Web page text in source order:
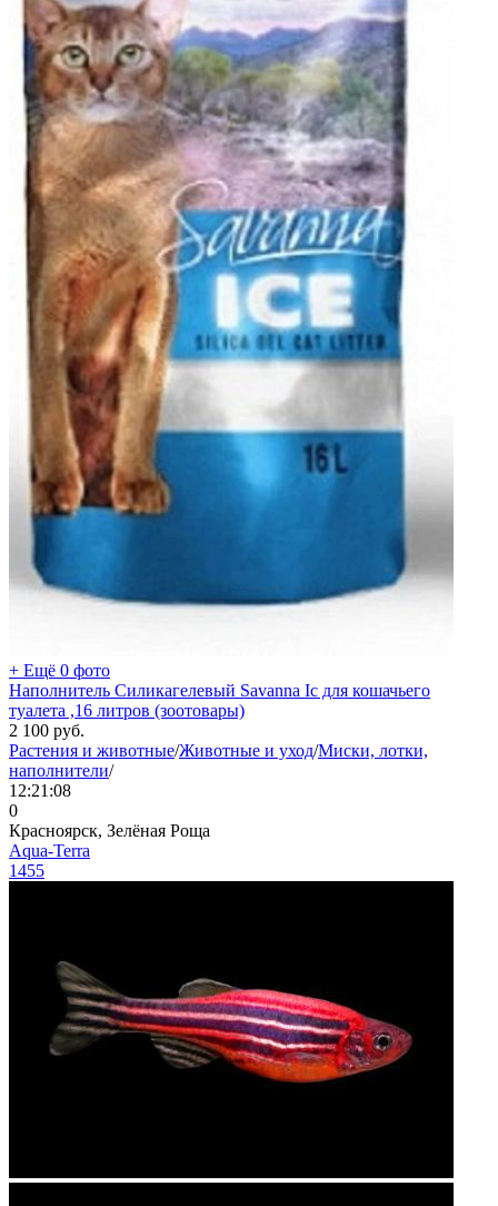
+ Ещё 0 фото
Наполнитель Силикагелевый Savanna Ic для кошачьего
туалета ,16 литров (зоотовары)
2 100 руб.
Растения и животные/Животные и уход/Миски, лотки,
наполнители/
12:21:08
0
Красноярск, Зелёная Роща
Aqua-Terra
1455